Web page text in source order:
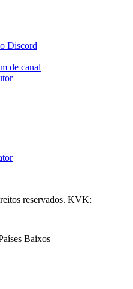
Discord
de canal
reservados. KVK:
Baixos